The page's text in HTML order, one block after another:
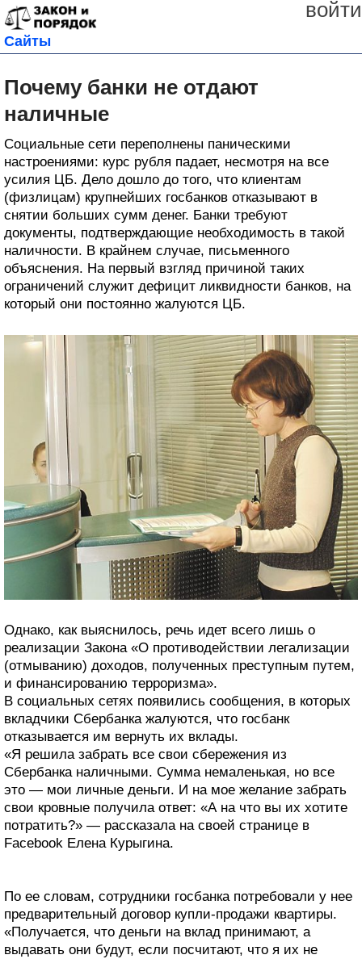
войти
Сайты
Почему банки не отдают
наличные
Социальные сети переполнены паническими
настроениями: курс рубля падает, несмотря на все
усилия ЦБ. Дело дошло до того, что клиентам
(физлицам) крупнейших госбанков отказывают в
снятии больших сумм денег. Банки требуют
документы, подтверждающие необходимость в такой
наличности. В крайнем случае, письменного
объяснения. На первый взгляд причиной таких
ограничений служит дефицит ликвидности банков, на
который они постоянно жалуются ЦБ.
Однако, как выяснилось, речь идет всего лишь о
реализации Закона «О противодействии легализации
(отмыванию) доходов, полученных преступным путем,
и финансированию терроризма».
В социальных сетях появились сообщения, в которых
вкладчики Сбербанка жалуются, что госбанк
отказывается им вернуть их вклады.
«Я решила забрать все свои сбережения из
Сбербанка наличными. Сумма немаленькая, но все
это — мои личные деньги. И на мое желание забрать
свои кровные получила ответ: «А на что вы их хотите
потратить?» — рассказала на своей странице в
Facebook Елена Курыгина.
По ее словам, сотрудники госбанка потребовали у нее
предварительный договор купли-продажи квартиры.
«Получается, что деньги на вклад принимают, а
выдавать они будут, если посчитают, что я их не